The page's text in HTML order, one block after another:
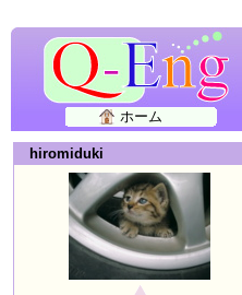
ホーム
hiromiduki